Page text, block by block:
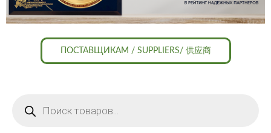
ПОСТАВЩИКАМ / SUPPLIERS/ 供应商
товаров